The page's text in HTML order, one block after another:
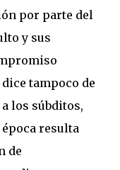
por parte del
y sus
tampoco de
los súbditos,
resulta
de